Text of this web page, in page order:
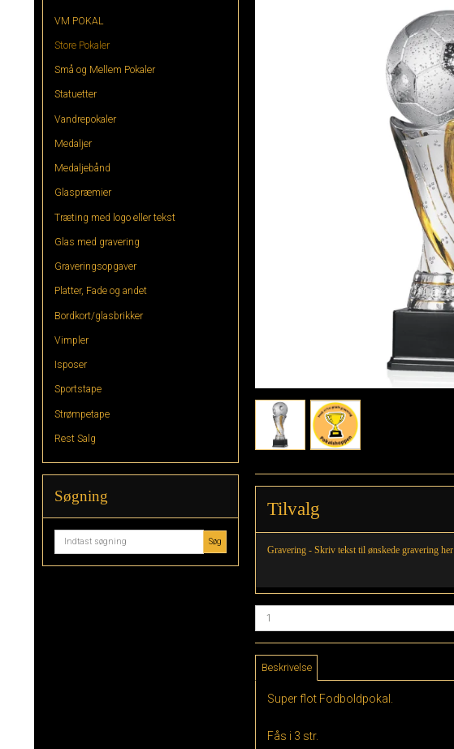
VM POKAL
Store Pokaler
Små og Mellem Pokaler
Statuetter
Vandrepokaler
Medaljer
Medaljebånd
Glaspræmier
Træting med logo eller tekst
Glas med gravering
Graveringsopgaver
Platter, Fade og andet
Bordkort/glasbrikker
Vimpler
Isposer
Sportstape
Strømpetape
Rest Salg
Søgning
Søg
Tilvalg
Gravering - Skriv tekst til ønskede gravering her
Beskrivelse
Super flot Fodboldpokal.
Fås i 3 str.